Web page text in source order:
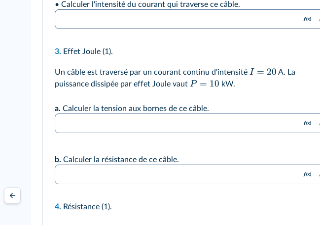
• Calculer l'intensité du courant qui traverse ce câble.
3. Effet Joule (1).
Un câble est traversé par un courant continu d'intensité I = 20 A. La
puissance dissipée par effet Joule vaut P = 10 kW.
a. Calculer la tension aux bornes de ce câble.
b. Calculer la résistance de ce câble.
4. Résistance (1).